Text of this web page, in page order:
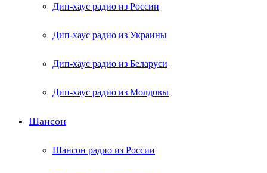
Дип-хаус радио из России
Дип-хаус радио из Украины
Дип-хаус радио из Беларуси
Дип-хаус радио из Молдовы
Шансон
Шансон радио из России